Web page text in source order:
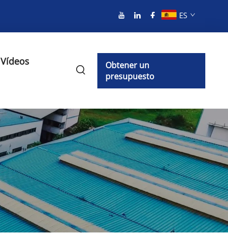
ES
Vídeos
Obtener un
presupuesto